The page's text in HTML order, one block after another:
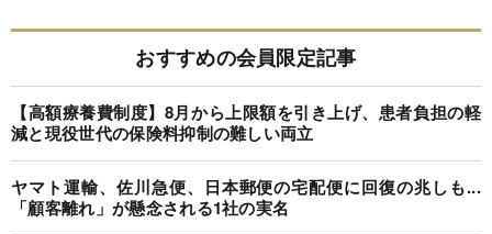
おすすめの会員限定記事
【高額療養費制度】8月から上限額を引き上げ、患者負担の軽
減と現役世代の保険料抑制の難しい両立
ヤマト運輸、佐川急便、日本郵便の宅配便に回復の兆しも...
「顧客離れ」が懸念される1社の実名